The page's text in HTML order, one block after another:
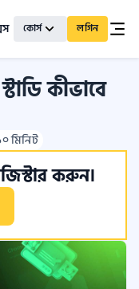
কোর্স লগিন
কীভাবে
মিনিট
করুন।